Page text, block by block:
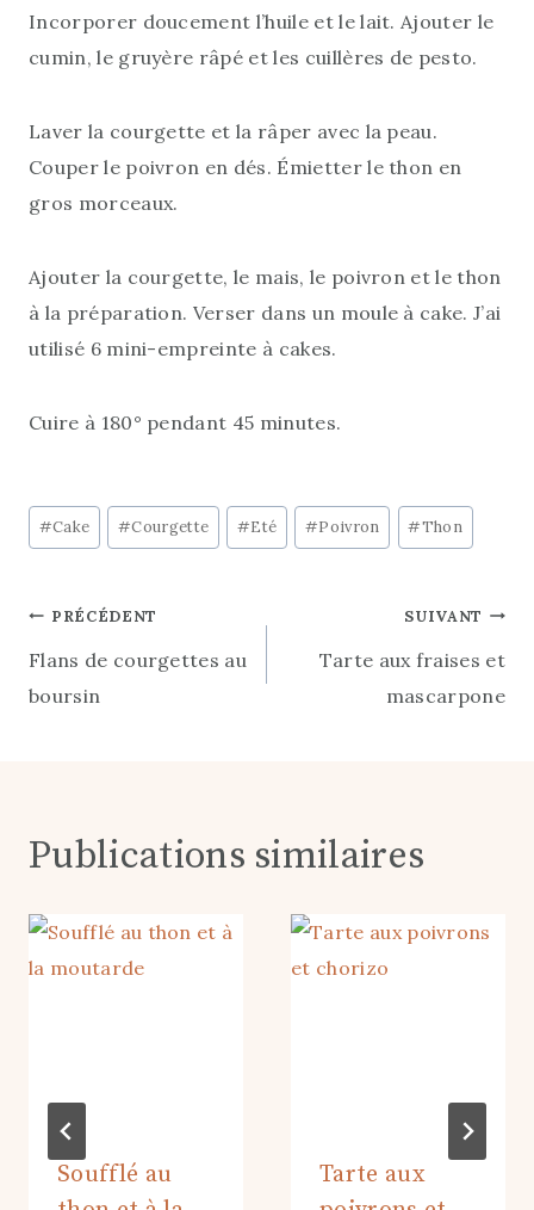
Incorporer doucement l’huile et le lait. Ajouter le
cumin, le gruyère râpé et les cuillères de pesto.
Laver la courgette et la râper avec la peau.
Couper le poivron en dés. Émietter le thon en
gros morceaux.
Ajouter la courgette, le mais, le poivron et le thon
à la préparation. Verser dans un moule à cake. J’ai
utilisé 6 mini-empreinte à cakes.
Cuire à 180° pendant 45 minutes.
Étiquettes
de
publication :
#Cake #Courgette #Eté #Poivron #Thon
Navigation
de
PRÉCÉDENT
Flans de courgettes au
boursin
SUIVANT
Tarte aux fraises et
mascarpone
Publications similaires
Soufflé au
Tarte aux